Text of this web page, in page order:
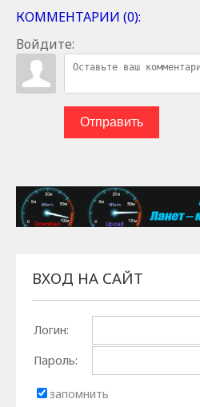
КОММЕНТАРИИ (0):
Войдите:
Отправить
ВХОД НА САЙТ
Логин:
Пароль:
запомнить